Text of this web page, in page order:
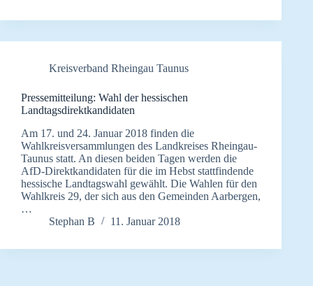
Kreisverband Rheingau Taunus
Pressemitteilung: Wahl der hessischen
Landtagsdirektkandidaten
Am 17. und 24. Januar 2018 finden die
Wahlkreisversammlungen des Landkreises Rheingau-
Taunus statt. An diesen beiden Tagen werden die
AfD-Direktkandidaten für die im Hebst stattfindende
hessische Landtagswahl gewählt. Die Wahlen für den
Wahlkreis 29, der sich aus den Gemeinden Aarbergen,
…
Stephan B
11. Januar 2018